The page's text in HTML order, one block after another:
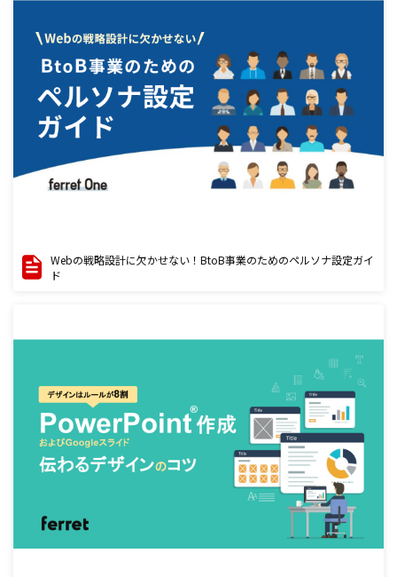
Webの戦略設計に欠かせない！BtoB事業のためのペルソナ設定ガイ
ド